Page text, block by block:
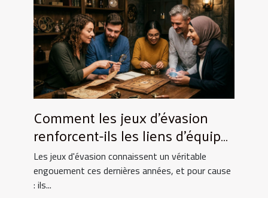
Comment les jeux d'évasion
renforcent-ils les liens d'équipe
?
Les jeux d'évasion connaissent un véritable
engouement ces dernières années, et pour cause
: ils...